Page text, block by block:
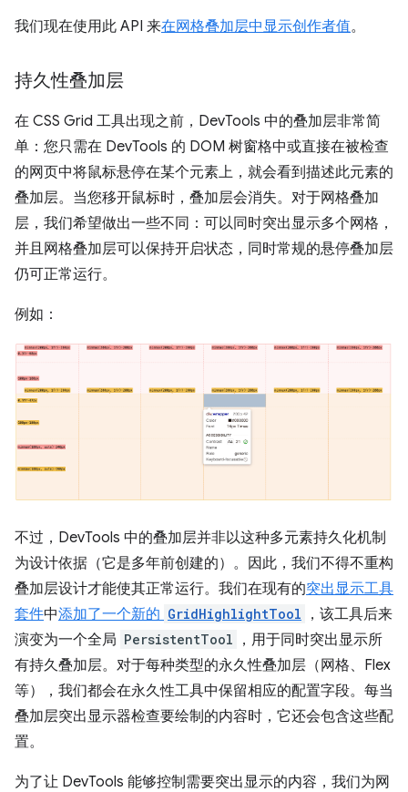
我们现在使用此 API 来在网格叠加层中显示创作者值。
持久性叠加层
在 CSS Grid 工具出现之前，DevTools 中的叠加层非常简
单：您只需在 DevTools 的 DOM 树窗格中或直接在被检查
的网页中将鼠标悬停在某个元素上，就会看到描述此元素的
叠加层。当您移开鼠标时，叠加层会消失。对于网格叠加
层，我们希望做出一些不同：可以同时突出显示多个网格，
并且网格叠加层可以保持开启状态，同时常规的悬停叠加层
仍可正常运行。
例如：
不过，DevTools 中的叠加层并非以这种多元素持久化机制
为设计依据（它是多年前创建的）。因此，我们不得不重构
叠加层设计才能使其正常运行。我们在现有的突出显示工具
套件中添加了一个新的 GridHighlightTool
，该工具后来
演变为一个全局 PersistentTool
，用于同时突出显示所
有持久叠加层。对于每种类型的永久性叠加层（网格、Flex
等），我们都会在永久性工具中保留相应的配置字段。每当
叠加层突出显示器检查要绘制的内容时，它还会包含这些配
置。
为了让 DevTools 能够控制需要突出显示的内容，我们为网